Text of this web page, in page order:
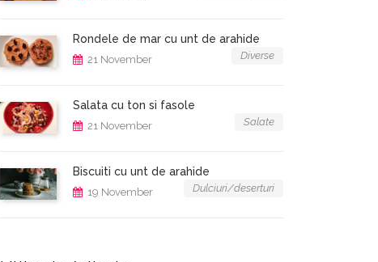
Rondele de mar cu unt de arahide
21 November Diverse
Salata cu ton si fasole
21 November Salate
Biscuiti cu unt de arahide
19 November Dulciuri/deserturi